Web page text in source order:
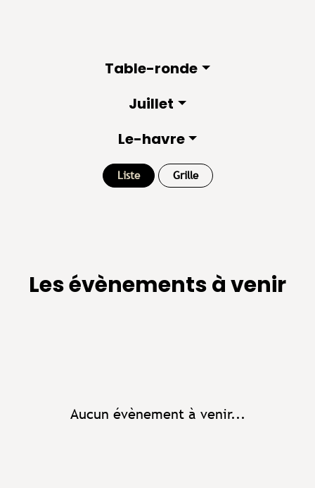
Table-ronde
Juillet
Le-havre
Liste Grille
Les évènements à venir
Aucun évènement à venir...